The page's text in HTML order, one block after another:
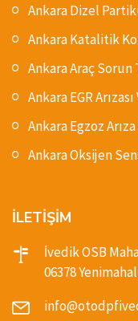
Ankara Dizel
Ankara Katalitik
Ankara Araç
Ankara EGR
Ankara Egzoz
Ankara Oksijen
İLETİŞİM
İvedik OSB
06378